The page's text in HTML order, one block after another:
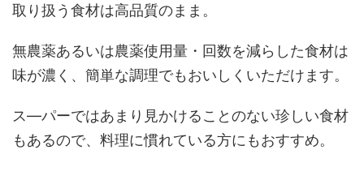
取り扱う食材は高品質のまま。
無農薬あるいは農薬使用量・回数を減らした食材は
味が濃く、簡単な調理でもおいしくいただけます。
ス―パーではあまり見かけることのない珍しい食材
もあるので、料理に慣れている方にもおすすめ。